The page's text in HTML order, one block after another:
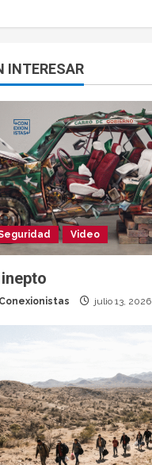
INTERESAR
Video
julio 13, 2026